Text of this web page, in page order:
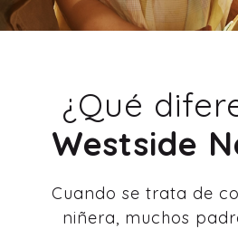
¿Qué
Westside
Cuando se trata de
niñera, muchos